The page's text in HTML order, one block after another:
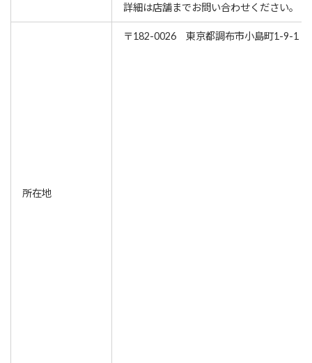
詳細は店舗までお問い合わせください。
所在地
〒182-0026 東京都調布市小島町1-9-1